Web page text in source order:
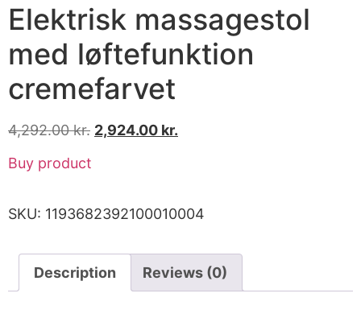
Elektrisk massagestol
med løftefunktion
cremefarvet
4,292.00kr. 2,924.00 kr.
Buy product
SKU: 1193682392100010004
Description Reviews (0)